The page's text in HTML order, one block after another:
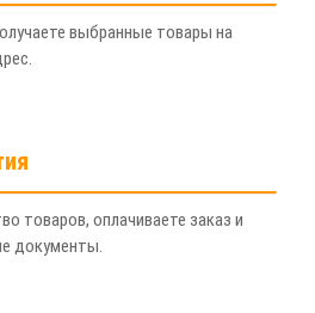
выбранные товары на
товаров, оплачиваете заказ и
документы.